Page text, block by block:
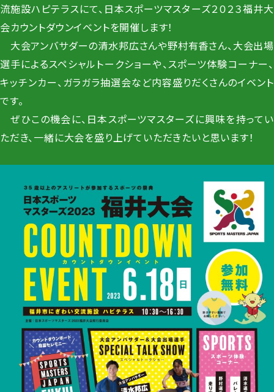
流施設ハピテラスにて、日本スポーツマスターズ２０２３福井大
会カウントダウンイベントを開催します！
大会アンバサダーの清水邦広さんや野村有香さん、大会出場
選手によるスペシャルトークショーや、スポーツ体験コーナー、
キッチンカー、ガラガラ抽選会など内容盛りだくさんのイベント
です。
ぜひこの機会に、日本スポーツマスターズに興味を持ってい
ただき、一緒に大会を盛り上げていただきたいと思います！